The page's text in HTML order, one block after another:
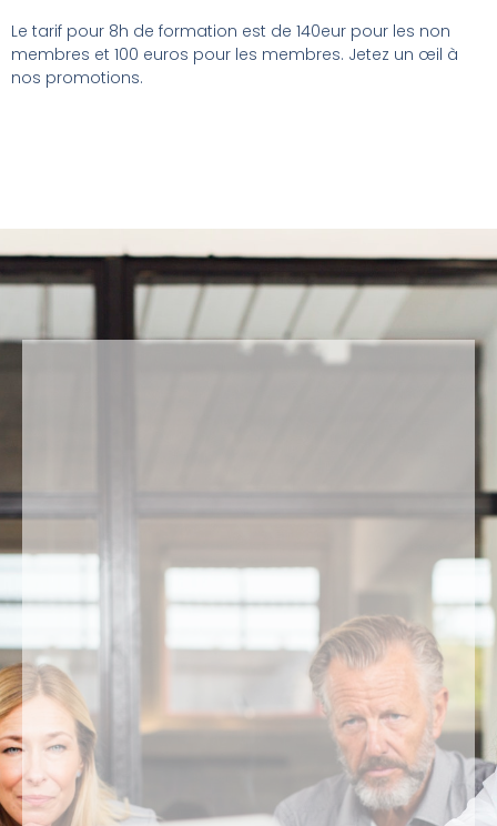
Le tarif pour 8h de formation est de 140eur pour les non
membres et 100 euros pour les membres. Jetez un œil à
nos promotions.